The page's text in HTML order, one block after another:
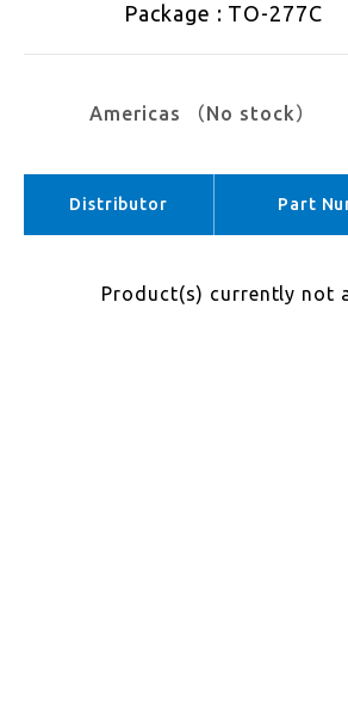
Package : TO-277C
Americas （No stock）
APAC （No stock）
Distributor Part
Product(s) currently not